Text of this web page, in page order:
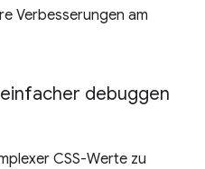
Verbesserungen am
debuggen
CSS-Werte zu